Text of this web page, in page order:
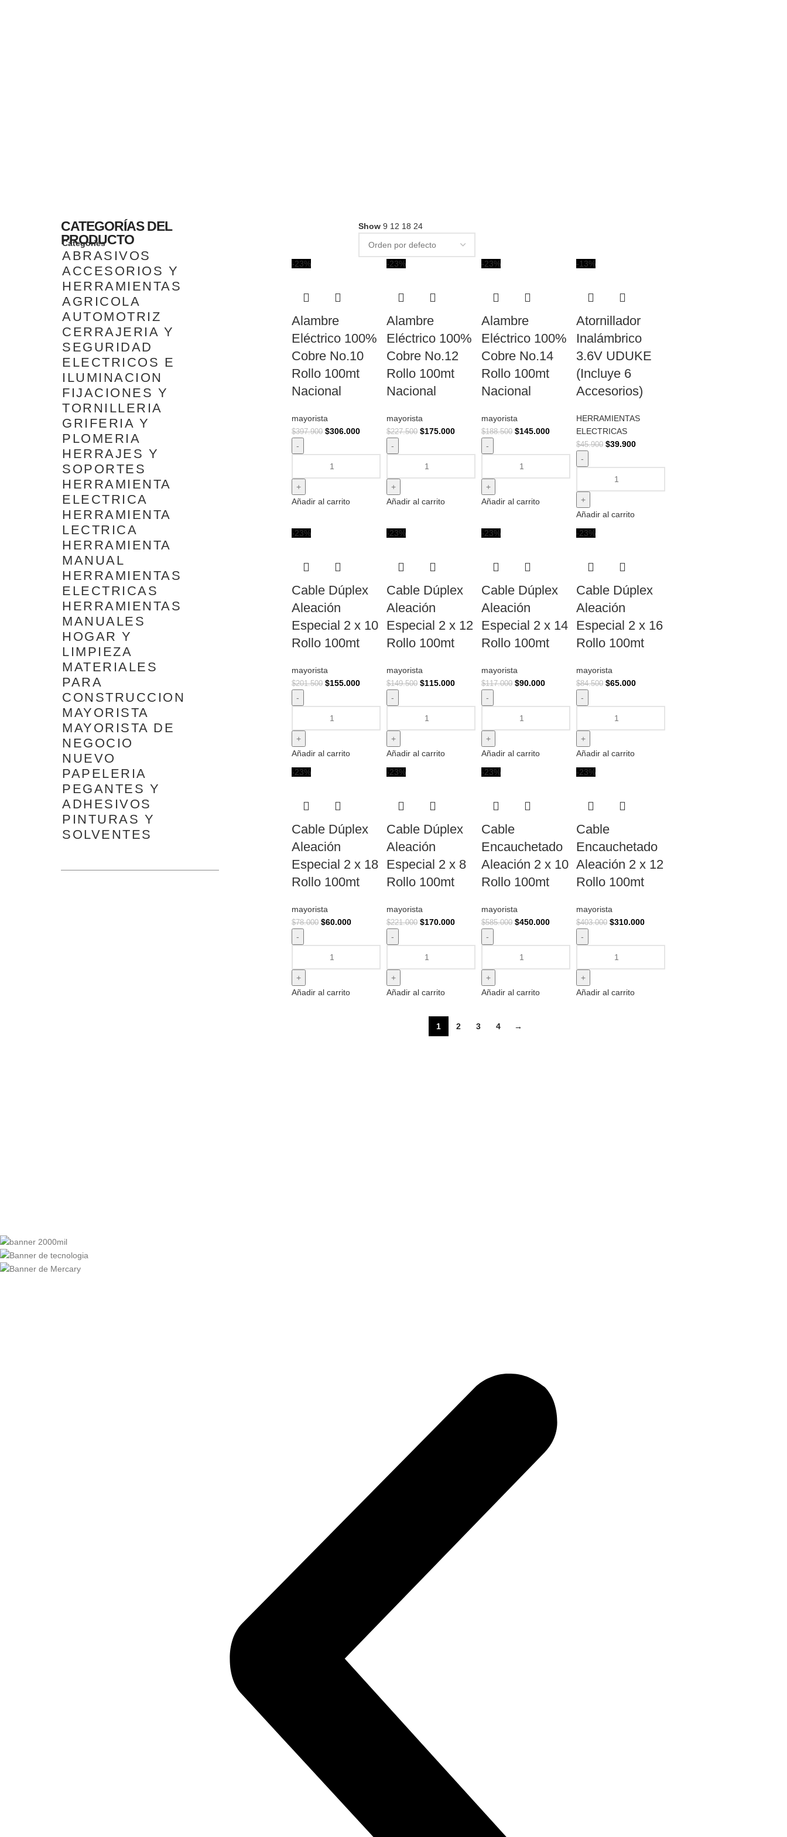
CATEGORÍAS DEL
PRODUCTO
Categories
ABRASIVOS
ACCESORIOS Y
HERRAMIENTAS
AGRICOLA
AUTOMOTRIZ
CERRAJERIA Y
SEGURIDAD
ELECTRICOS E
ILUMINACION
FIJACIONES Y
TORNILLERIA
GRIFERIA Y
PLOMERIA
HERRAJES Y
SOPORTES
HERRAMIENTA
ELECTRICA
HERRAMIENTA
LECTRICA
HERRAMIENTA
MANUAL
HERRAMIENTAS
ELECTRICAS
HERRAMIENTAS
MANUALES
HOGAR Y
LIMPIEZA
MATERIALES
PARA
CONSTRUCCION
MAYORISTA
MAYORISTA DE
NEGOCIO
NUEVO
PAPELERIA
PEGANTES Y
ADHESIVOS
PINTURAS Y
SOLVENTES
Show9 12 1824
-23%
Alambre
Eléctrico 100%
Cobre No.10
Rollo 100mt
Nacional
mayorista
$397.900 $306.000
Añadir al carrito
-23%
Alambre
Eléctrico 100%
Cobre No.12
Rollo 100mt
Nacional
mayorista
$227.500 $175.000
Añadir al carrito
-23%
Alambre
Eléctrico 100%
Cobre No.14
Rollo 100mt
Nacional
mayorista
$188.500 $145.000
Añadir al carrito
-13%
Atornillador
Inalámbrico
3.6V UDUKE
(Incluye 6
Accesorios)
HERRAMIENTAS
ELECTRICAS
$45.900 $39.900
Añadir al carrito
-23%
Cable Dúplex
Aleación
Especial 2 x 10
Rollo 100mt
mayorista
$201.500 $155.000
Añadir al carrito
-23%
Cable Dúplex
Aleación
Especial 2 x 12
Rollo 100mt
mayorista
$149.500 $115.000
Añadir al carrito
-23%
Cable Dúplex
Aleación
Especial 2 x 14
Rollo 100mt
mayorista
$117.000 $90.000
Añadir al carrito
-23%
Cable Dúplex
Aleación
Especial 2 x 16
Rollo 100mt
mayorista
$84.500 $65.000
Añadir al carrito
-23%
Cable Dúplex
Aleación
Especial 2 x 18
Rollo 100mt
mayorista
$78.000 $60.000
Añadir al carrito
-23%
Cable Dúplex
Aleación
Especial 2 x 8
Rollo 100mt
mayorista
$221.000 $170.000
Añadir al carrito
-23%
Cable
Encauchetado
Aleación 2 x 10
Rollo 100mt
mayorista
$585.000 $450.000
Añadir al carrito
-23%
Cable
Encauchetado
Aleación 2 x 12
Rollo 100mt
mayorista
$403.000 $310.000
Añadir al carrito
1 2 3 4 →